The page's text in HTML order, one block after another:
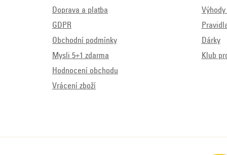
Doprava a platba
GDPR
Obchodní podmínky
Mysli 5+1 zdarma
Hodnocení obchodu
Vrácení zboží
Dárky
Klub